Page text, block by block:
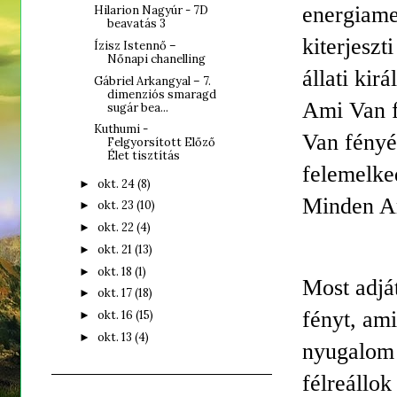
kiterjeszti
állati
Ami Van
Van
Minden
Most
fényt,
félreállok
Hilarion Nagyúr - 7D
beavatás 3
Ízisz Istennő –
Nőnapi chanelling
Gábriel Arkangyal – 7.
dimenziós smaragd
sugár bea...
Kuthumi -
Felgyorsított Előző
Élet tisztítás
► okt. 24(8)
► okt. 23 (10)
► okt. 22 (4)
► okt. 21 (13)
► okt. 18 (1)
► okt. 17(18)
► okt. 16 (15)
► okt. 13 (4)